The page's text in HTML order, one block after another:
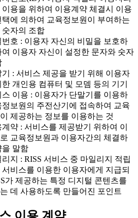
이용을 위하여 이용계약 체결시 이용
택에 의하여 교육정보원이 부여하는
숫자의 조합
호 : 이용자 자신의 비밀을 보호하
여 이용자 자신이 설정한 문자와 숫자
: 서비스 제공을 받기 위해 이용자
개인용 컴퓨터 및 모뎀 등의 기기
이용 : 이용자가 단말기를 이용하
정보원의 주전산기에 접속하여 교육
제공하는 정보를 이용하는 것
약 : 서비스를 제공받기 위하여 이
교육정보원과 이용자간의 체결하
을 말함
지 : RISS 서비스 중 마일리지 적립
서비스를 이용한 이용자에게 지급되
가 제공하는 특정 디지털 콘텐츠를
데 사용하도록 만들어진 포인트